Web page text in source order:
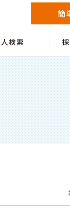
簡
検索